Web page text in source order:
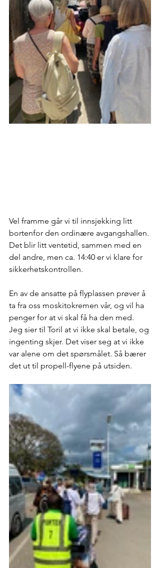
Vel framme går vi til innsjekking litt
bortenfor den ordinære avgangshallen.
Det blir litt ventetid, sammen med en
del andre, men ca. 14:40 er vi klare for
sikkerhetskontrollen.
En av de ansatte på flyplassen prøver å
ta fra oss moskitokremen vår, og vil ha
penger for at vi skal få ha den med.
Jeg sier til Toril at vi ikke skal betale, og
ingenting skjer. Det viser seg at vi ikke
var alene om det spørsmålet. Så bærer
det ut til propell-flyene på utsiden.